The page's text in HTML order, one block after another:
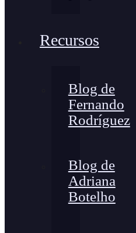
Recursos
Blog de
Fernando
Rodríguez
Blog de
Adriana
Botelho